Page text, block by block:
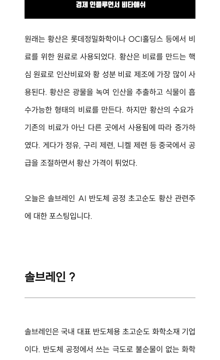
원래는 황산은 롯데정밀화학이나 OCI홀딩스 등에서 비
료를 위한 원료로 사용되었다. 황산은 비료를 만드는 핵
심 원료로 인산비료와 황 성분 비료 제조에 가장 많이 사
용된다. 황산은 광물을 녹여 인산을 추출하고 식물이 흡
수가능한 형태의 비료를 만든다. 하지만 황산의 수요가
기존의 비료가 아닌 다른 곳에서 사용됨에 따라 증가하
였다. 게다가 정유, 구리 제련, 니켈 제련 등 중국에서 공
급을 조절하면서 황산 가격이 튀었다.
오늘은 솔브레인 AI 반도체 공정 초고순도 황산 관련주
에 대한 포스팅입니다.
솔브레인 ?
솔브레인은 국내 대표 반도체용 초고순도 화학소재 기업
이다. 반도체 공정에서 쓰는 극도로 불순물이 없는 화학